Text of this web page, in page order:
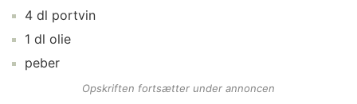
4 dl portvin
1 dl olie
peber
Opskriften fortsætter under annoncen